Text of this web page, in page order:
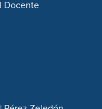
Docente